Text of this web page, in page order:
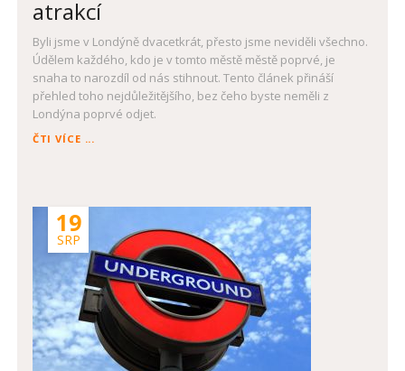
atrakcí
Byli jsme v Londýně dvacetkrát, přesto jsme neviděli všechno.
Údělem každého, kdo je v tomto městě městě poprvé, je
snaha to narozdíl od nás stihnout. Tento článek přináší
přehled toho nejdůležitějšího, bez čeho byste neměli z
Londýna poprvé odjet.
ČTI VÍCE ...
19
SRP